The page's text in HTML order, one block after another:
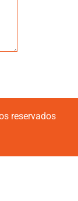
reservados